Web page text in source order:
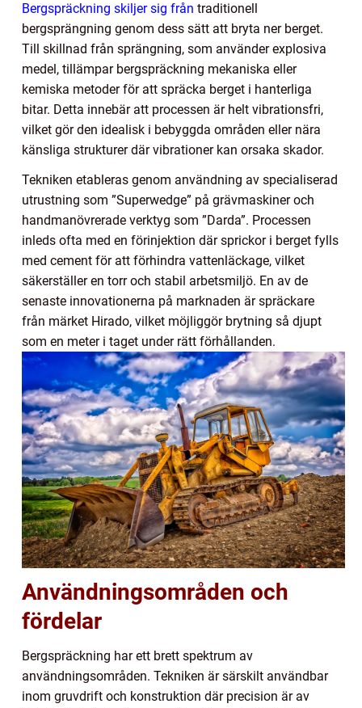
Bergspräckning skiljer sig från traditionell
bergsprängning genom dess sätt att bryta ner berget.
Till skillnad från sprängning, som använder explosiva
medel, tillämpar bergspräckning mekaniska eller
kemiska metoder för att spräcka berget i hanterliga
bitar. Detta innebär att processen är helt vibrationsfri,
vilket gör den idealisk i bebyggda områden eller nära
känsliga strukturer där vibrationer kan orsaka skador.
Tekniken etableras genom användning av specialiserad
utrustning som ”Superwedge” på grävmaskiner och
handmanövrerade verktyg som ”Darda”. Processen
inleds ofta med en förinjektion där sprickor i berget fylls
med cement för att förhindra vattenläckage, vilket
säkerställer en torr och stabil arbetsmiljö. En av de
senaste innovationerna på marknaden är spräckare
från märket Hirado, vilket möjliggör brytning så djupt
som en meter i taget under rätt förhållanden.
Användningsområden och
fördelar
Bergspräckning har ett brett spektrum av
användningsområden. Tekniken är särskilt användbar
inom gruvdrift och konstruktion där precision är av